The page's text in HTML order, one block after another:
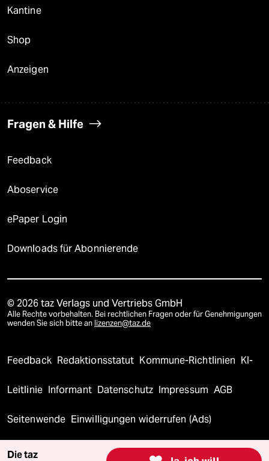
Kantine
Shop
Anzeigen
Fragen & Hilfe
Feedback
Aboservice
ePaper Login
Downloads für Abonnierende
© 2026 taz Verlags und Vertriebs GmbH
Alle Rechte vorbehalten. Bei rechtlichen Fragen oder für Genehmigungen
wenden Sie sich bitte an lizenzen@taz.de
Feedback Redaktionsstatut Kommune-Richtlinien KI-
Leitlinie Informant Datenschutz Impressum AGB
Seitenwende Einwilligungen widerrufen (Ads)
Die taz